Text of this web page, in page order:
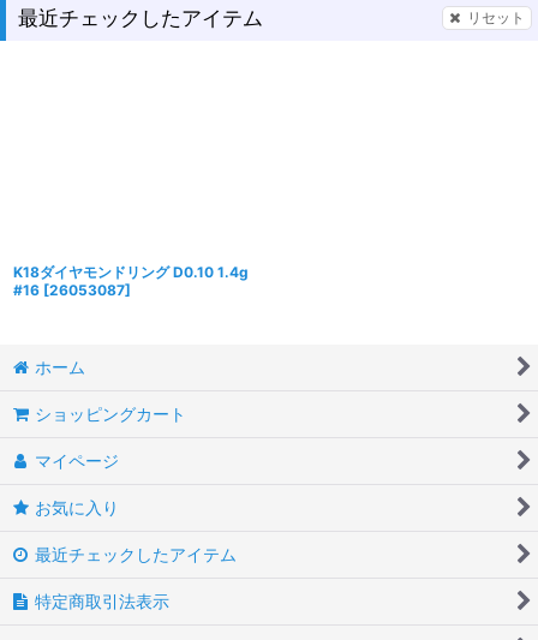
最近チェックしたアイテム リセット
K18ダイヤモンドリング D0.10 1.4g
#16 [26053087]
ホーム
ショッピングカート
マイページ
お気に入り
最近チェックしたアイテム
特定商取引法表示